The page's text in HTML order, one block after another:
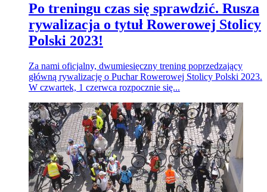
Po treningu czas się sprawdzić. Rusza
rywalizacja o tytuł Rowerowej Stolicy
Polski 2023!
Za nami oficjalny, dwumiesięczny trening poprzedzający
główną rywalizację o Puchar Rowerowej Stolicy Polski 2023.
W czwartek, 1 czerwca rozpocznie się...